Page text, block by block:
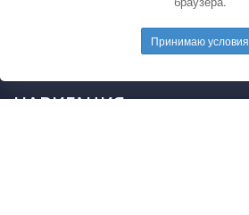
электронную почту редакции.
mail@pedarticles.ru
+7 (499) 113-47-87
НАВИГАЦИЯ
Принимаю условия